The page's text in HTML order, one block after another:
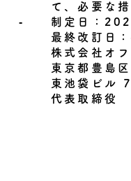
て、必要な
‐
制定日：
最終改訂日
株式会社オフ
東京都豊島
東池袋ビル
代表取締役